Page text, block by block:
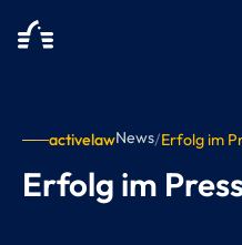
activelawNews/Erfolg im
Erfolg im